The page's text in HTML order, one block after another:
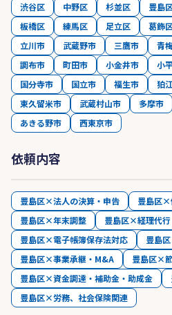
渋谷区
中野区 杉並区 豊島
板橋区
練馬区 足立区 葛飾
立川市
武蔵野市 三鷹市 青
調布市
町田市 小金井市 小
国分寺市
国立市 福生市 狛
東久留米市
武蔵村山市 多摩市
あきる野市
西東京市
依頼内容
豊島区×法人の決算・申告
豊島区×
豊島区×年末調整
豊島区×経理代行
豊島区×電子帳簿保存法対応
豊島
豊島区×事業承継・M&A
豊島区×
豊島区×資金調達・補助金・助成金
豊島区×労務、社会保険関連